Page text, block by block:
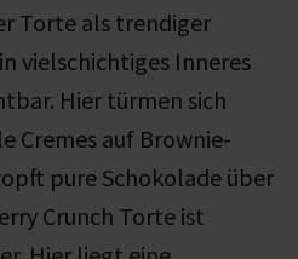
Torte als trendiger
vielschichtiges Inneres
Hier türmen sich
Cremes auf Brownie-
pure Schokolade über
Crunch Torte ist